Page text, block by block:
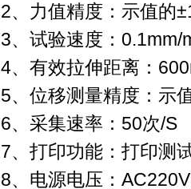
2、力值精度：示值的
3、试验速度：0.1mm/
4、有效拉伸距离：
5、位移测量精度：示
6、采集速率：50次/S
7、打印功能：打印测
8、电源电压：